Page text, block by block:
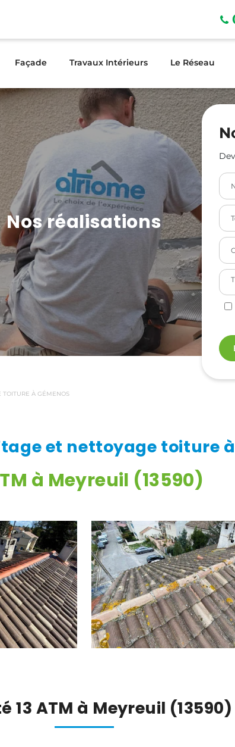
Façade Travaux Intérieurs Le Réseau
Nos réalisations
TOITURE À GÉMENOS
et nettoyage toiture
à Meyreuil (13590)
ATM à Meyreuil (13590)